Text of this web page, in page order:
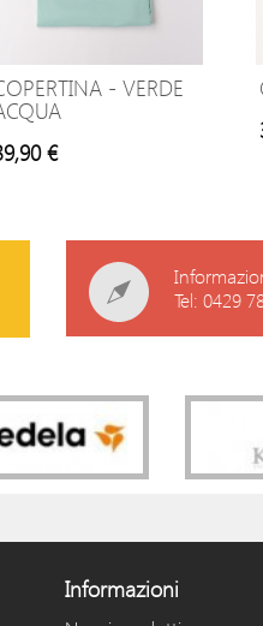
- VERDE
€
Tel: 0429
Informazioni